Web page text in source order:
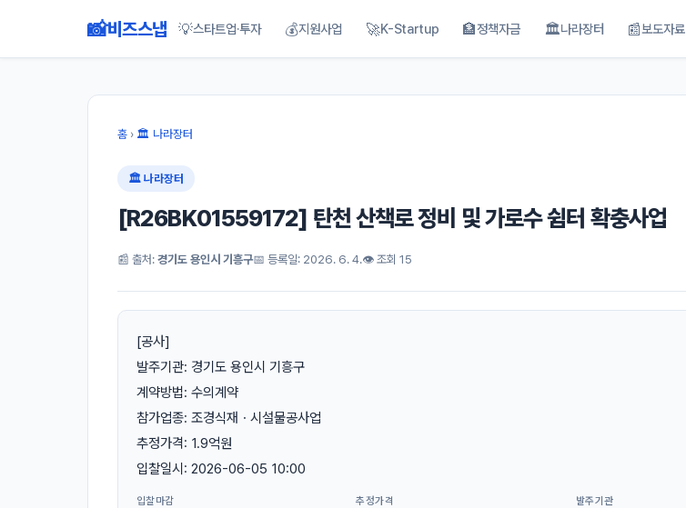
📸비즈스냅 💡스타트업·투자 💰지원사업 🚀K-Startup 🏦정책자금 🏛나라장터 📰보도자료
홈 › 🏛 나라장터
🏛 나라장터
[R26BK01559172] 탄천 산책로 정비 및 가로수 쉼터 확충사업
📰 출처: 경기도 용인시 기흥구📅 등록일: 2026. 6. 4.👁 조회 15
[공사]
발주기관: 경기도 용인시 기흥구
계약방법: 수의계약
참가업종: 조경식재ㆍ시설물공사업
추정가격: 1.9억원
입찰일시: 2026-06-05 10:00
입찰마감 추정가격 발주기관